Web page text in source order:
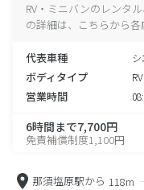
RV・ミニバンのレンタ
の詳細は、こちらから各
代表車種
ボディタイプ
営業時間
6時間まで7,700円
免責補償制度1,100円
那須塩原駅から 118m